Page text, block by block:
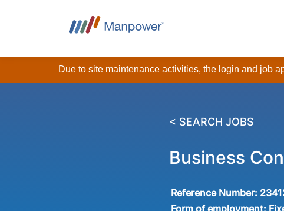
Due to site maintenance activities, the login and job
< SEARCH JOBS
Business
Reference Number:
Form of employment: